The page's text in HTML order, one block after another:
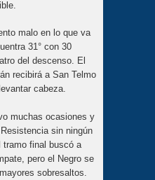
malo en lo que va
31° con 30
del descenso. El
recibirá a San Telmo
cabeza.
muchas ocasiones y
sin ningún
tramo final buscó a
pero el Negro se
sobresaltos.